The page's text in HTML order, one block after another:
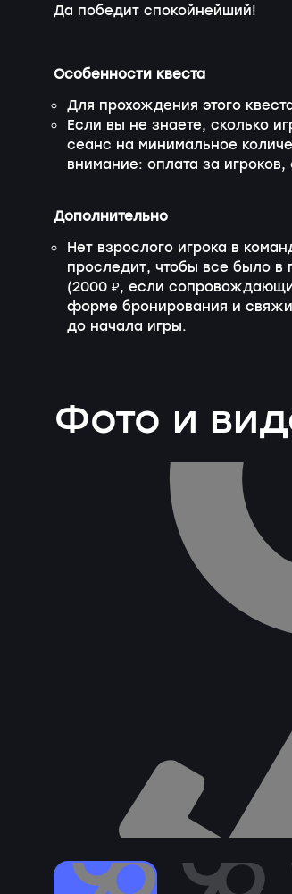
Да победит спокойнейший!
Особенности квеста
Для прохождения этого
Если вы не знаете, сколько
сеанс на минимальное
внимание: оплата за
Дополнительно
Нет взрослого игрока в
проследит, чтобы все было
(2000 ₽, если
форме бронирования и
до начала игры.
Фото и